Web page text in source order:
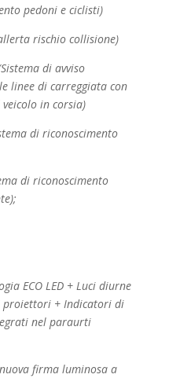
pedoni eciclisti)
rischio collisione)
di avviso
linee dicarreggiata con
in corsia)
di riconoscimento
di riconoscimento
ECO LED + Luci diurne
proiettori + Indicatori di
nel paraurti
firma luminosa a